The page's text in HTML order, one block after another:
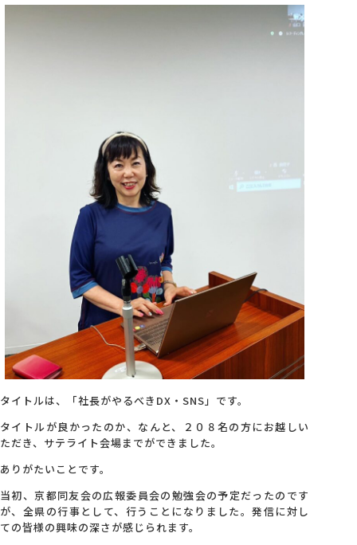
お問い合わせ
タイトルは、「社長がやるべきDX・SNS」です。
タイトルが良かったのか、なんと、２０８名の方にお越しい
ただき、サテライト会場までができました。
ありがたいことです。
当初、京都同友会の広報委員会の勉強会の予定だったのです
が、全県の行事として、行うことになりました。発信に対し
ての皆様の興味の深さが感じられます。